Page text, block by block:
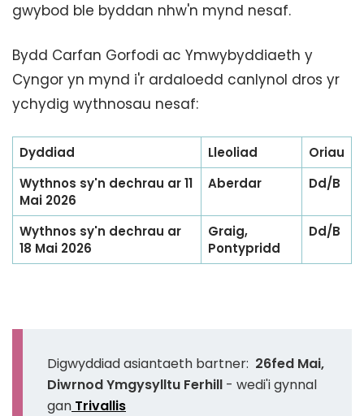
gwybod ble byddan nhw'n mynd nesaf.
Bydd Carfan Gorfodi ac Ymwybyddiaeth y
Cyngor yn mynd i'r ardaloedd canlynol dros yr
ychydig wythnosau nesaf:
Dyddiad Lleoliad
Oriau
Wythnos sy'n dechrau ar 11
Mai 2026
Aberdar Dd/B
Wythnos sy'n dechrau ar
18 Mai 2026
Graig,
Pontypridd
Dd/B
Digwyddiad asiantaeth bartner: 26fed Mai,
Diwrnod Ymgysylltu Ferhill - wedi'i gynnal
gan Trivallis